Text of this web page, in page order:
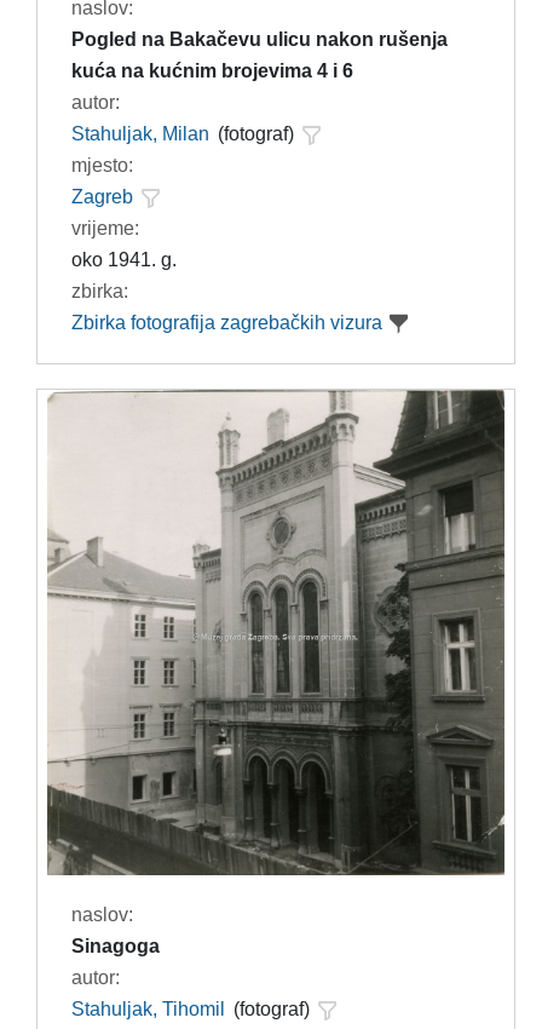
naslov:
Pogled na Bakačevu ulicu nakon rušenja
kuća na kućnim brojevima 4 i 6
autor:
Stahuljak, Milan (fotograf)
mjesto:
Zagreb
vrijeme:
oko 1941. g.
zbirka:
Zbirka fotografija zagrebačkih vizura
naslov:
Sinagoga
autor:
Stahuljak, Tihomil
(fotograf)